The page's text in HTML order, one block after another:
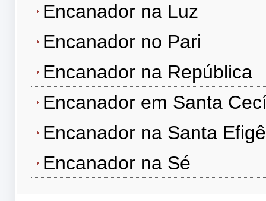
Encanador na Luz
Encanador no Pari
Encanador na República
Encanador em Santa
Encanador na Santa
Encanador na Sé